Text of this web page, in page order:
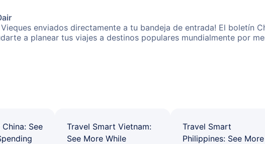
enviados directamente a tu bandeja de entrada! El boletín
a planear tus viajes a destinos populares mundialmente por
See
Travel Smart Vietnam:
See More While
Travel Smart
Philippines: See More